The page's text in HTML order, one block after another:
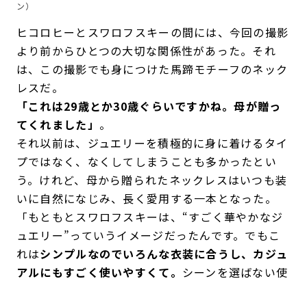
ン）
ヒコロヒーとスワロフスキーの間には、今回の撮影
より前からひとつの大切な関係性があった。それ
は、この撮影でも身につけた馬蹄モチーフのネック
レスだ。
「これは29歳とか30歳ぐらいですかね。母が贈っ
てくれました」 。
それ以前は、ジュエリーを積極的に身に着けるタイ
プではなく、なくしてしまうことも多かったとい
う。けれど、母から贈られたネックレスはいつも装
いに自然になじみ、長く愛用する一本となった。
「もともとスワロフスキーは、“すごく華やかなジ
ュエリー”っていうイメージだったんです。でもこ
れはシンプルなのでいろんな衣装に合うし、カジュ
アルにもすごく使いやすくて。 シーンを選ばない使